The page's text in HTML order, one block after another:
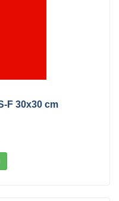
F 30x30 cm